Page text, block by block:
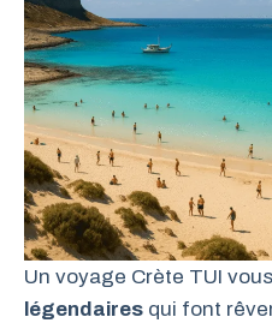
Un voyage Crète TUI
légendaires qui font